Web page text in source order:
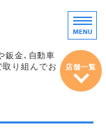
車両販売・
鈑金､自動車
り組んでお
店舗一覧